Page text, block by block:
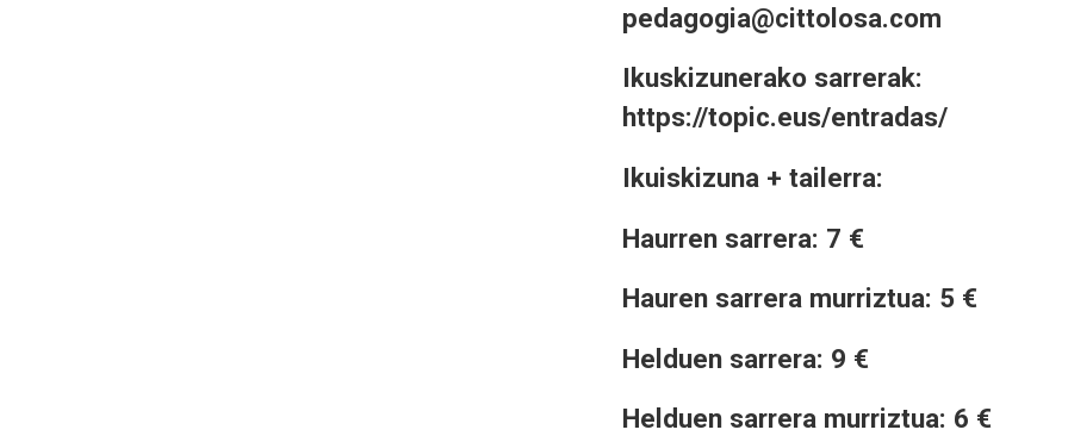
pedagogia@cittolosa.com
Ikuskizunerako sarrerak:
https://topic.eus/entradas/
Ikuiskizuna + tailerra:
Haurren sarrera: 7 €
Hauren sarrera murriztua: 5 €
Helduen sarrera: 9 €
Helduen sarrera murriztua: 6 €